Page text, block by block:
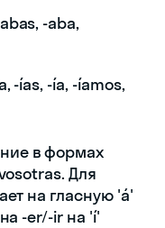
-aba,
-ías, -ía, -íamos,
в формах
Для
на гласную 'á'
-er/-ir на 'í'